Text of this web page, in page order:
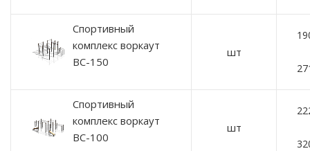
Спортивный
комплекс воркаут
ВС-150
шт
Спортивный
комплекс воркаут
ВС-100
шт